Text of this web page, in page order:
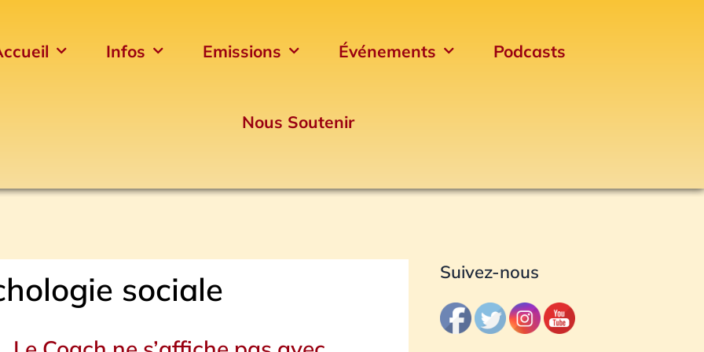
Infos Emissions Événements Podcasts
Nous Soutenir
sociale Suivez-nous
Archives